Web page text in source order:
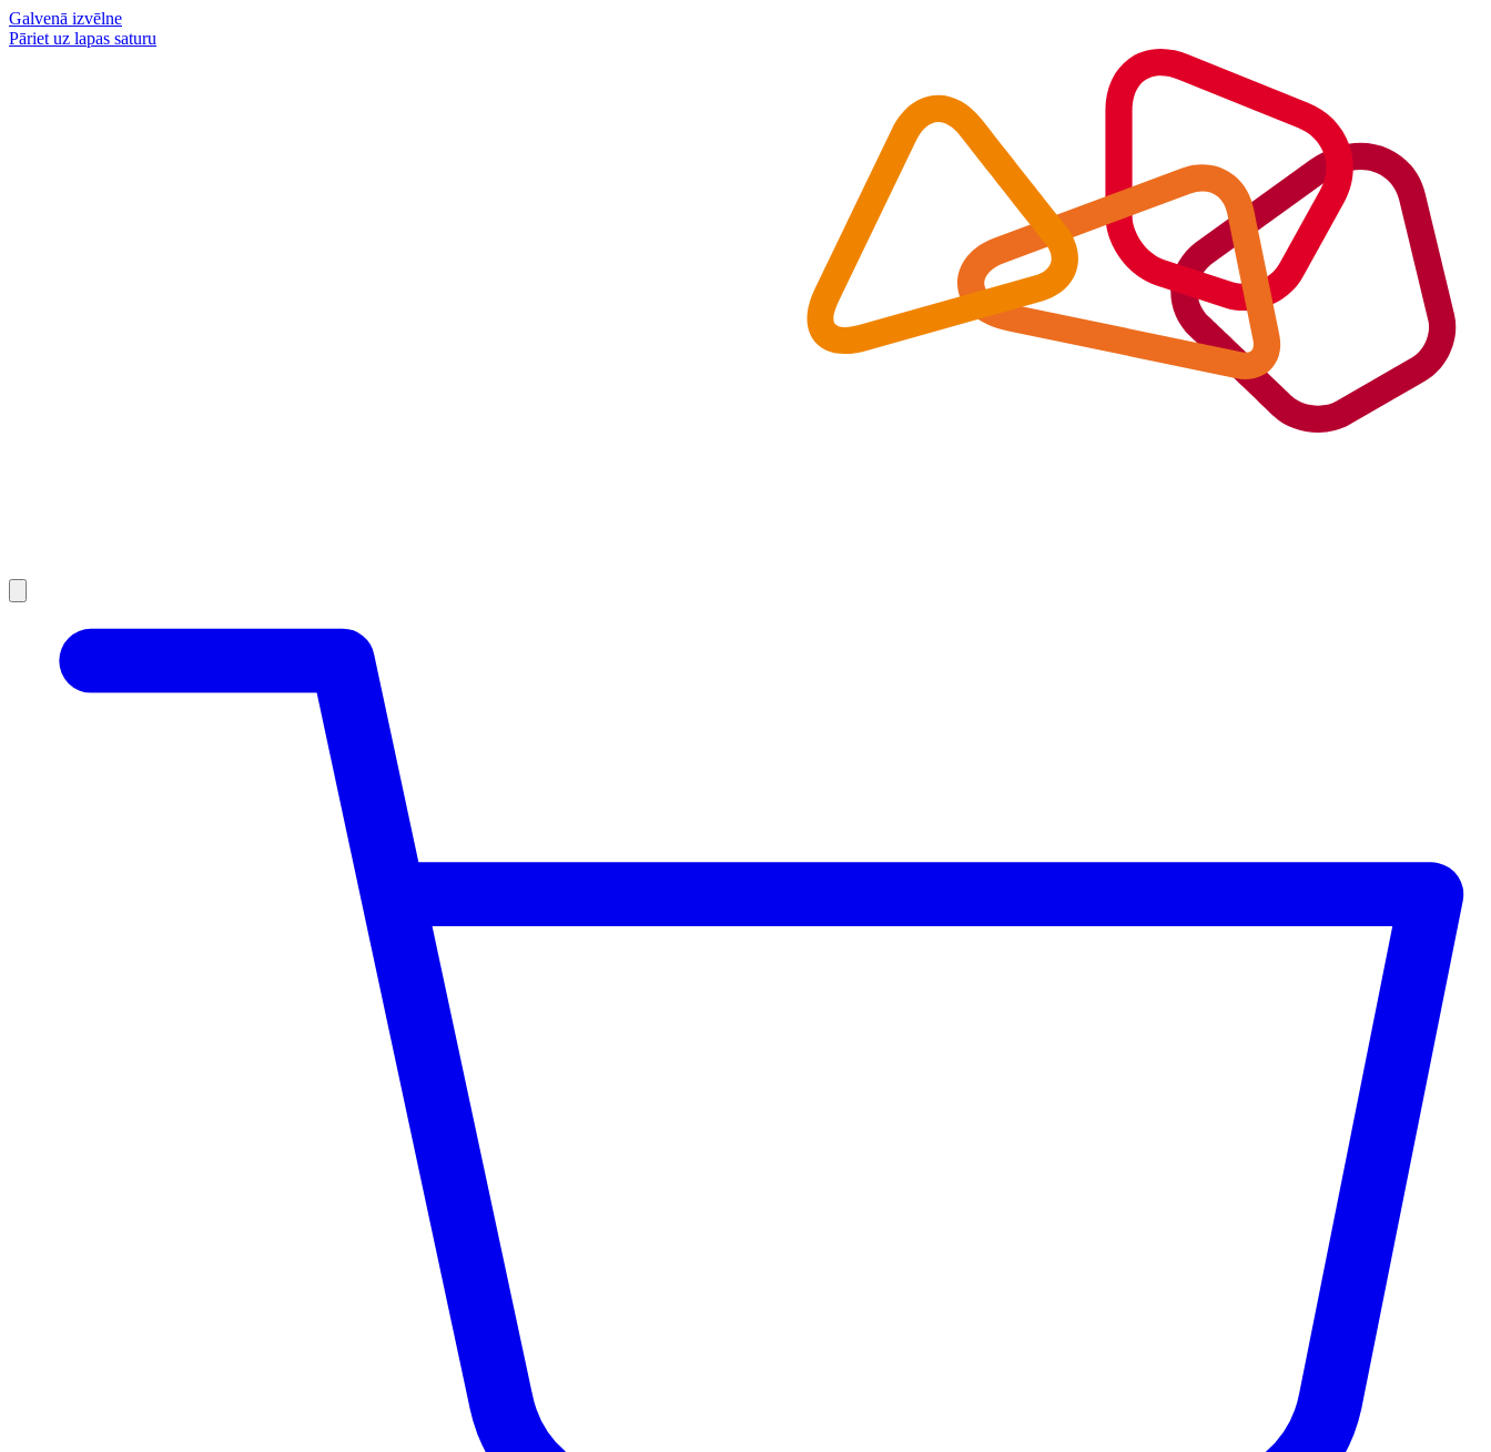
Galvenā izvēlne
Pāriet uz lapas saturu